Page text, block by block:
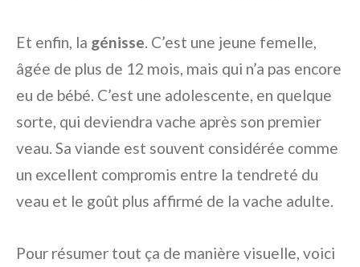
Et enfin, la génisse. C’est une jeune femelle,
âgée de plus de 12 mois, mais qui n’a pas encore
eu de bébé. C’est une adolescente, en quelque
sorte, qui deviendra vache après son premier
veau. Sa viande est souvent considérée comme
un excellent compromis entre la tendreté du
veau et le goût plus affirmé de la vache adulte.
Pour résumer tout ça de manière visuelle, voici